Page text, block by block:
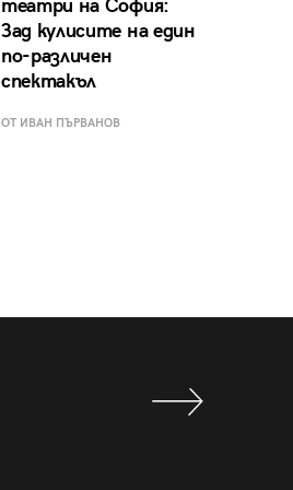
театри на София:
Зад кулисите на един
по-различен
спектакъл
ОТ ИВАН ПЪРВАНОВ